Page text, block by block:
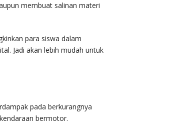
membuat salinan materi
para siswa dalam
Jadi akan lebih mudah untuk
pada berkurangnya
bermotor.